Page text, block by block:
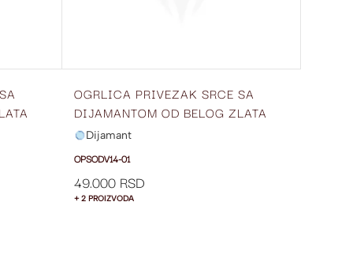
OGRLICA PRIVEZAK SRCE SA
DIJAMANTOM OD BELOG ZLATA
OPSODV14-01
Dijamant
OPSODV14-01
49.000 RSD
+ 2 PROIZVODA